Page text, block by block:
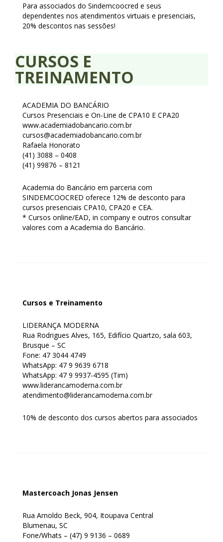
Para associados do Sindemcoocred e seus
dependentes nos atendimentos virtuais e presenciais,
20% descontos nas sessões!
CURSOS E
TREINAMENTO
ACADEMIA DO BANCÁRIO
Cursos Presenciais e On-Line de CPA10 E CPA20
www.academiadobancario.com.br
cursos@academiadobancario.com.br
Rafaela Honorato
(41) 3088 – 0408
(41) 99876 – 8121
Academia do Bancário em parceria com
SINDEMCOOCRED oferece 12% de desconto para
cursos presenciais CPA10, CPA20 e CEA.
* Cursos online/EAD, in company e outros consultar
valores com a Academia do Bancário.
Cursos e Treinamento
LIDERANÇA MODERNA
Rua Rodrigues Alves, 165, Edifício Quartzo, sala 603,
Brusque – SC
Fone: 47 3044 4749
WhatsApp: 47 9 9639 6718
WhatsApp: 47 9 9937-4595 (Tim)
www.liderancamoderna.com.br
atendimento@liderancamoderna.com.br
10% de desconto dos cursos abertos para associados
Mastercoach Jonas Jensen
Rua Arnoldo Beck, 904, Itoupava Central
Blumenau, SC
Fone/Whats – (47) 9 9136 – 0689